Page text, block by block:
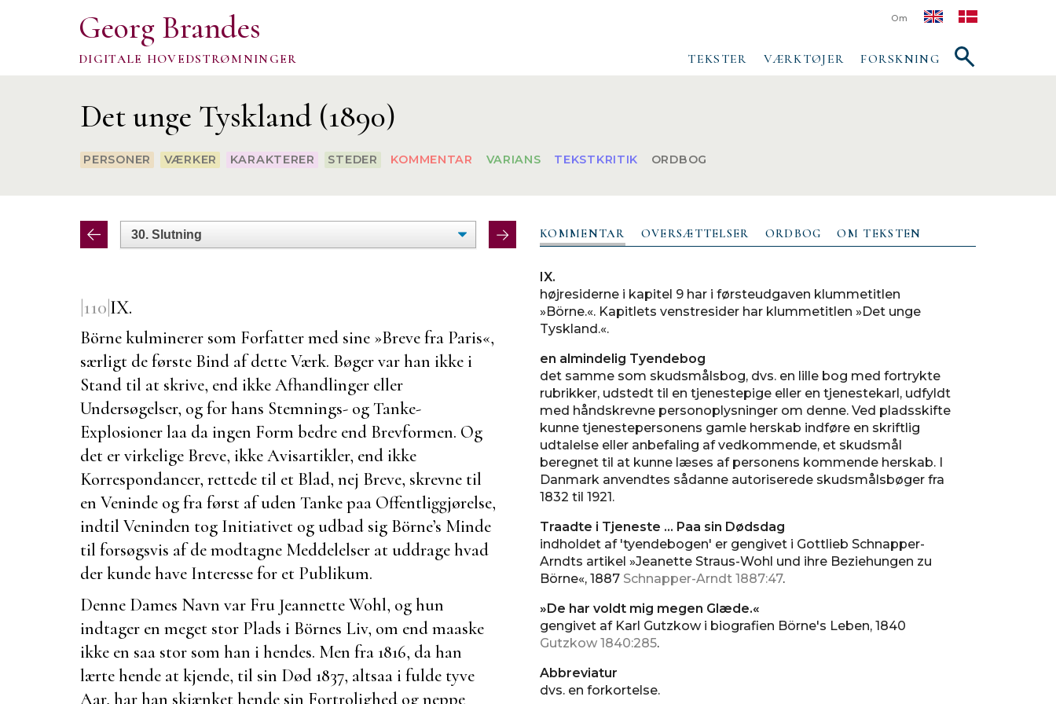
Georg Brandes
DIGITALE HOVEDSTRØMNINGER
Om
TEKSTER VÆRKTØJER FORSKNING
Vis/skjul
søgefelt
Det unge Tyskland (1890)
PERSONER VÆRKER KARAKTERER STEDER KOMMENTAR VARIANS TEKSTKRITIK ORDBOG
|110|IX.
Börnekulminerer som Forfatter med sine »Breve fra Paris«,
særligt de første Bind af dette Værk. Bøger var han ikke i
Stand til at skrive, end ikke Afhandlinger eller
Undersøgelser, og for hans Stemnings- og Tanke-
Explosioner laa da ingen Form bedre end Brevformen. Og
det er virkelige Breve, ikke Avisartikler, end ikke
Korrespondancer, rettede til et Blad, nej Breve, skrevne til
en Veninde og fra først af uden Tanke paa Offentliggjørelse,
indtil Veninden tog Initiativet og udbad sig Börne’s Minde
til forsøgsvis af de modtagne Meddelelser at uddrage hvad
der kunde have Interesse for et Publikum.
Denne Dames Navn var Fru Jeannette Wohl, og hun
indtager en meget stor Plads i Börnes Liv, om end maaske
ikke en saa stor som han i hendes. Men fra 1816, da han
lærte hende at kjende, til sin Død 1837, altsaa i fulde tyve
Aar, har han skjænket hende sin Fortrolighed og neppe
KOMMENTAR OVERSÆTTELSER ORDBOG OM TEKSTEN
IX.
højresiderne i kapitel 9 har i førsteudgaven klummetitlen
»Börne.«. Kapitlets venstresider har klummetitlen »Det unge
Tyskland.«.
en almindelig Tyendebog
det samme som skudsmålsbog, dvs. en lille bog med fortrykte
rubrikker, udstedt til en tjenestepige eller en tjenestekarl, udfyldt
med håndskrevne personoplysninger om denne. Ved pladsskifte
kunne tjenestepersonens gamle herskab indføre en skriftlig
udtalelse eller anbefaling af vedkommende, et skudsmål
beregnet til at kunne læses af personens kommende herskab. I
Danmark anvendtes sådanne autoriserede skudsmålsbøger fra
1832 til 1921.
Traadte i Tjeneste ... Paa sin Dødsdag
indholdet af 'tyendebogen' er gengivet i Gottlieb Schnapper-
Arndts artikel »Jeanette Straus-Wohl und ihre Beziehungen zu
Börne«, 1887 Schnapper-Arndt 1887:47.
»De har voldt mig megen Glæde.«
gengivet af Karl Gutzkow i biografien Börne's Leben, 1840
Gutzkow 1840:285.
Abbreviatur
dvs. en forkortelse.